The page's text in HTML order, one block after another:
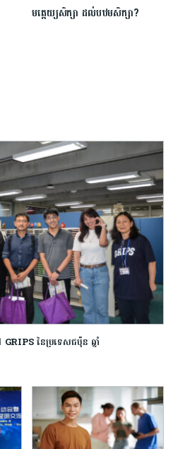
មត្តេយ្យ​សិក្សា ដល់បឋមសិក្សា?
នៃប្រទេសជប៉ុន ឆ្នាំ